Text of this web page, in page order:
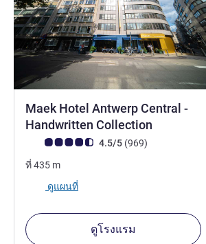
Maek Hotel Antwerp Central -
Handwritten Collection
คะแนนความคิดเห็นจากแขก (เรทติ้งบน ALL)
4.5/5 (969รีวิว รายการ
)
ที่435 m
ดูแผนที่
ดูโรงแรม